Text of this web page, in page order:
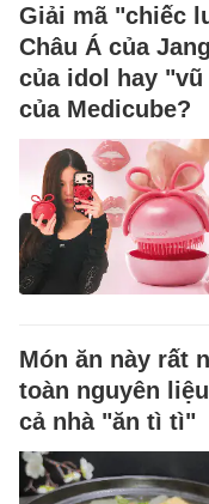
Giải mã "chiếc
Châu Á của
của idol hay
của Medicube?
Món ăn này rất
toàn nguyên
cả nhà "ăn tì tì"